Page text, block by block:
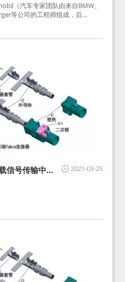
（汽车专家团队由来自BMW、
等公司的工程师组成，后
及技术在2010年并入
BMW需求用于车载收音机天线连
业通用标准的射频连接器，被业
2021-03-25
信号传输中的